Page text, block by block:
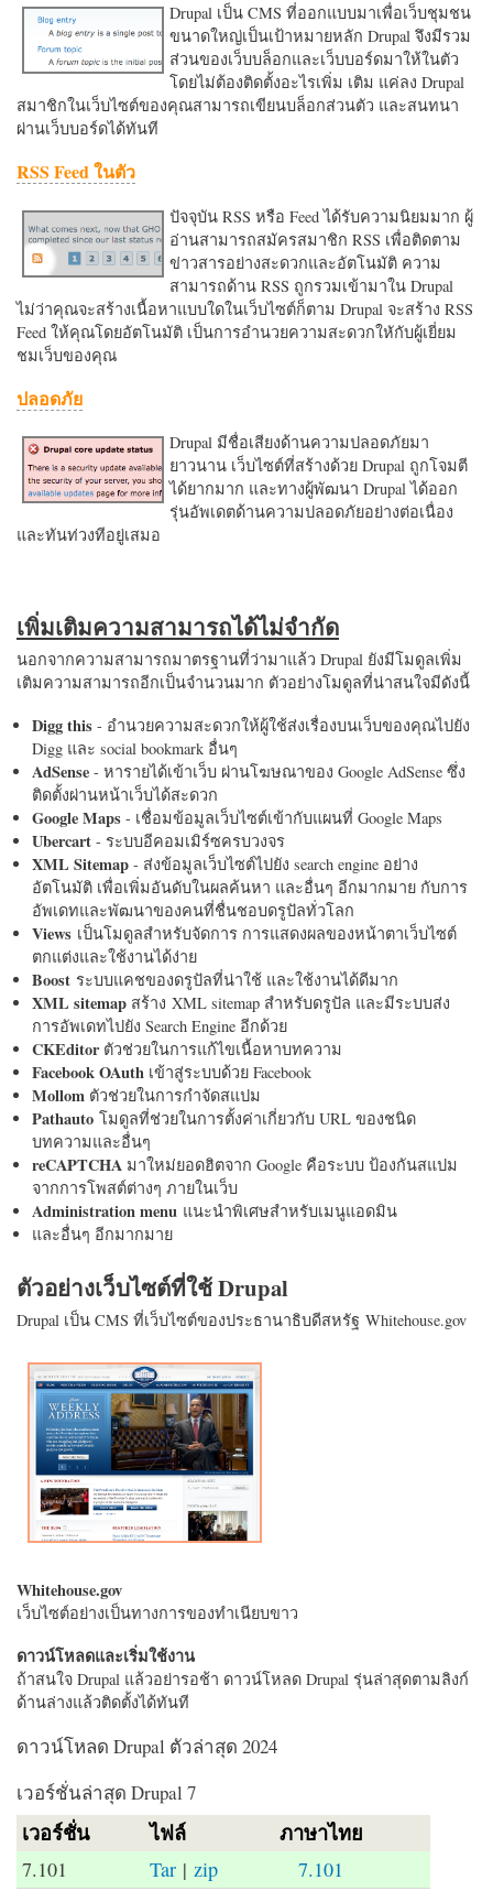
Drupal เป็น CMS ที่ออกแบบมาเพื่อเว็บชุมชน
ขนาดใหญ่เป็นเป้าหมายหลัก Drupal จึงมีรวม
ส่วนของเว็บบล็อกและเว็บบอร์ดมาให้ในตัว
โดยไม่ต้องติดตั้งอะไรเพิ่ม เติม แค่ลง Drupal
สมาชิกในเว็บไซต์ของคุณสามารถเขียนบล็อกส่วนตัว และสนทนา
ผ่านเว็บบอร์ดได้ทันที
RSS Feed ในตัว
ปัจจุบัน RSS หรือ Feed ได้รับความนิยมมาก ผู้
อ่านสามารถสมัครสมาชิก RSS เพื่อติดตาม
ข่าวสารอย่างสะดวกและอัตโนมัติ ความ
สามารถด้าน RSS ถูกรวมเข้ามาใน Drupal
ไม่ว่าคุณจะสร้างเนื้อหาแบบใดในเว็บไซต์ก็ตาม Drupal จะสร้าง RSS
Feed ให้คุณโดยอัตโนมัติ เป็นการอำนวยความสะดวกใหักับผู้เยี่ยม
ชมเว็บของคุณ
ปลอดภัย
Drupal มีชื่อเสียงด้านความปลอดภัยมา
ยาวนาน เว็บไซต์ที่สร้างด้วย Drupal ถูกโจมตี
ได้ยากมาก และทางผู้พัฒนา Drupal ได้ออก
รุ่นอัพเดตด้านความปลอดภัยอย่างต่อเนื่อง
และทันท่วงทีอยู่เสมอ
เพิ่มเติมความสามารถได้ไม่จำกัด
นอกจากความสามารถมาตรฐานที่ว่ามาแล้ว Drupal ยังมีโมดูลเพิ่ม
เติมความสามารถอีกเป็นจำนวนมาก ตัวอย่างโมดูลที่น่าสนใจมีดังนี้
Digg this - อำนวยความสะดวกให้ผู้ใช้ส่งเรื่องบนเว็บของคุณไปยัง
Digg และ social bookmark อื่นๆ
AdSense - หารายได้เข้าเว็บ ผ่านโฆษณาของ Google AdSense ซึ่ง
ติดตั้งผ่านหน้าเว็บได้สะดวก
Google Maps - เชื่อมข้อมูลเว็บไซต์เข้ากับแผนที่ Google Maps
Ubercart - ระบบอีคอมเมิร์ซครบวงจร
XML Sitemap - ส่งข้อมูลเว็บไซต์ไปยัง search engine อย่าง
อัตโนมัติ เพื่อเพิ่มอันดับในผลค้นหา และอื่นๆ อีกมากมาย กับการ
อัพเดทและพัฒนาของคนที่ชื่นชอบดรูปัลทั่วโลก
Views เป็นโมดูลสำหรับจัดการ การแสดงผลของหน้าตาเว็บไซต์
ตกแต่งและใช้งานได้ง่าย
Boost ระบบแคชของดรูปัลที่น่าใช้ และใช้งานได้ดีมาก
XML sitemap สร้าง XML sitemap สำหรับดรูปัล และมีระบบส่ง
การอัพเดทไปยัง Search Engine อีกด้วย
CKEditorตัวช่วยในการแก้ไขเนื้อหาบทความ
Facebook OAuth เข้าสู่ระบบด้วย Facebook
Mollom ตัวช่วยในการกำจัดสแปม
Pathauto โมดูลที่ช่วยในการตั้งค่าเกี่ยวกับ URL ของชนิด
บทความและอื่นๆ
reCAPTCHA มาใหม่ยอดฮิตจาก Google คือระบบ ป้องกันสแปม
จากการโพสต์ต่างๆ ภายในเว็บ
Administration menu แนะนำพิเศษสำหรับเมนูแอดมิน
และอื่นๆ อีกมากมาย
ตัวอย่างเว็บไซต์ที่ใช้ Drupal
Drupal เป็น CMS ที่เว็บไซต์ของประธานาธิบดีสหรัฐ Whitehouse.gov
Whitehouse.gov
เว็บไซต์อย่างเป็นทางการของทำเนียบขาว
ดาวน์โหลดและเริ่มใช้งาน
ถ้าสนใจ Drupal แล้วอย่ารอช้า ดาวน์โหลด Drupal รุ่นล่าสุดตามลิงก์
ด้านล่างแล้วติดตั้งได้ทันที
ดาวน์โหลด Drupal ตัวล่าสุด 2024
เวอร์ชั่นล่าสุด Drupal 7
เวอร์ชั่น ไฟล์ ภาษาไทย
7.101 Tar |zip 7.101